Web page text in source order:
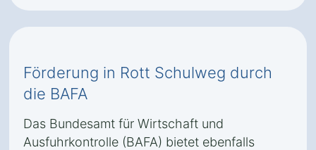
Förderung in Rott Schulweg durch
die BAFA
Das Bundesamt für Wirtschaft und
Ausfuhrkontrolle (BAFA) bietet ebenfalls